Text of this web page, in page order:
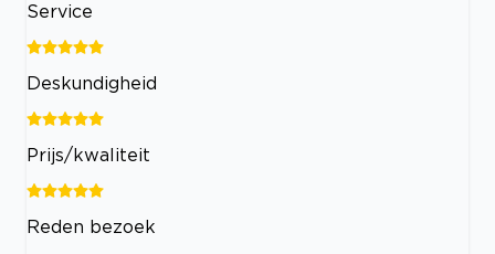
Service
Deskundigheid
Prijs/kwaliteit
Reden bezoek